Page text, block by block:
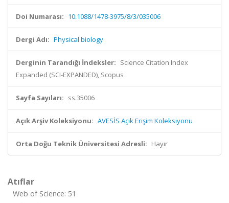
Doi Numarası: 10.1088/1478-3975/8/3/035006
Dergi Adı: Physical biology
Derginin Tarandığı İndeksler: Science Citation Index
Expanded (SCI-EXPANDED), Scopus
Sayfa Sayıları: ss.35006
Açık Arşiv Koleksiyonu: AVESİS Açık Erişim Koleksiyonu
Orta Doğu Teknik Üniversitesi Adresli: Hayır
Atıflar
Web of Science: 51